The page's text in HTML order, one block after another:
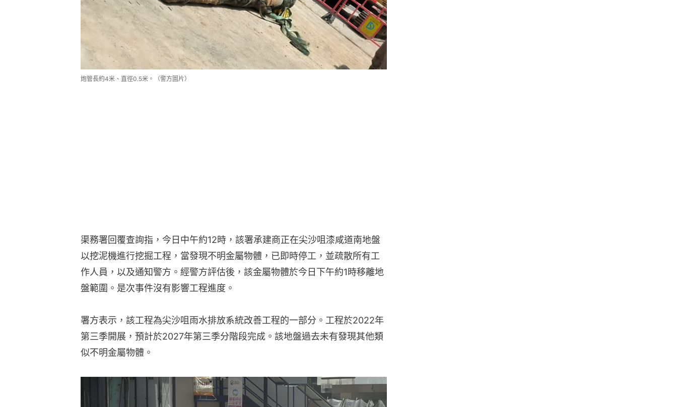
炮管長約4米、直徑0.5米。（警方圖片）
渠務署回覆查詢指，今日中午約12時，該署承建商正在尖沙咀漆咸道南地盤
以挖泥機進行挖掘工程，當發現不明金屬物體，已即時停工，並疏散所有工
作人員，以及通知警方。經警方評估後，該金屬物體於今日下午約1時移離地
盤範圍。是次事件沒有影響工程進度。
署方表示，該工程為尖沙咀雨水排放系統改善工程的一部分。工程於2022年
第三季開展，預計於2027年第三季分階段完成。該地盤過去未有發現其他類
似不明金屬物體。